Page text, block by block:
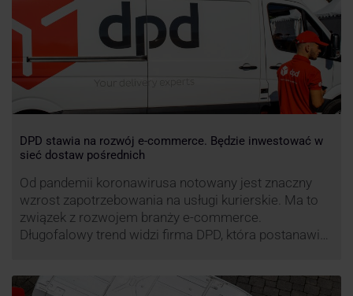
DPD stawia na rozwój e-commerce. Będzie inwestować w
sieć dostaw pośrednich
Od pandemii koronawirusa notowany jest znaczny
wzrost zapotrzebowania na usługi kurierskie. Ma to
związek z rozwojem branży e-commerce.
Długofalowy trend widzi firma DPD, która postanawia
usługi DPD Pickup. Firma już teraz chwali się danymi.